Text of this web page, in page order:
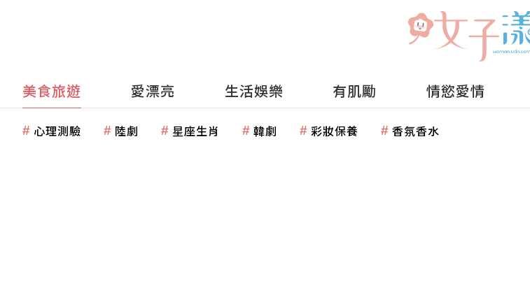
美食旅遊 愛漂亮 生活娛樂 有肌勵 情慾愛情
心理測驗 陸劇 星座生肖 韓劇 彩妝保養 香氛香水